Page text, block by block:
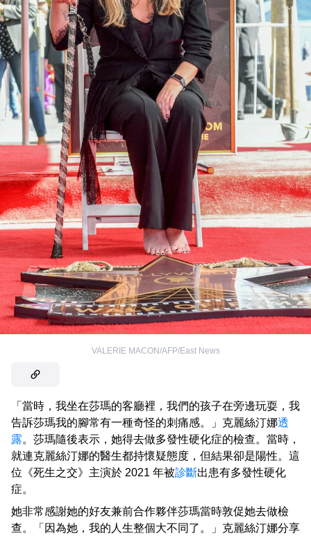
VALERIE MACON/AFP/East News
「當時，我坐在莎瑪的客廳裡，我們的孩子在旁邊玩耍，我
告訴莎瑪我的腳常有一種奇怪的刺痛感。」克麗絲汀娜透
露。莎瑪隨後表示，她得去做多發性硬化症的檢查。當時，
就連克麗絲汀娜的醫生都持懷疑態度，但結果卻是陽性。這
位《死生之交》主演於 2021 年被診斷出患有多發性硬化
症。
她非常感謝她的好友兼前合作夥伴莎瑪當時敦促她去做檢
查。「因為她，我的人生整個大不同了。」克麗絲汀娜分享